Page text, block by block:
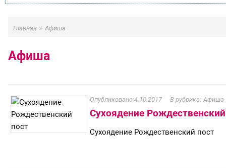
Главная » Афиша
Афиша
4.10.2017 Афиша
Сухоядение
Сухоядение Рождественский пост